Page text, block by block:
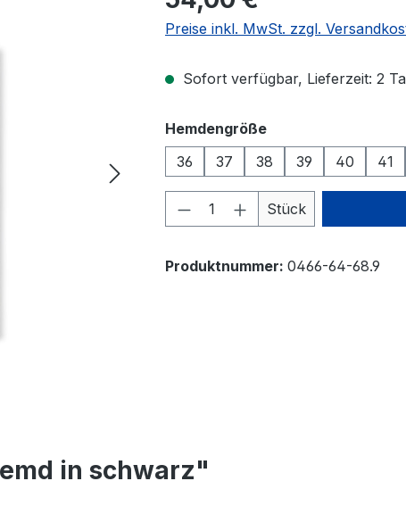
Preise inkl. MwSt. zzgl.
Sofort verfügbar, Lieferzeit: 2
Hemdengrößeauswählen
36
37 38 39 40 41
Produkt Anzahl: Gib
Stück
Produktnummer: 0466-64-68.9
in schwarz"